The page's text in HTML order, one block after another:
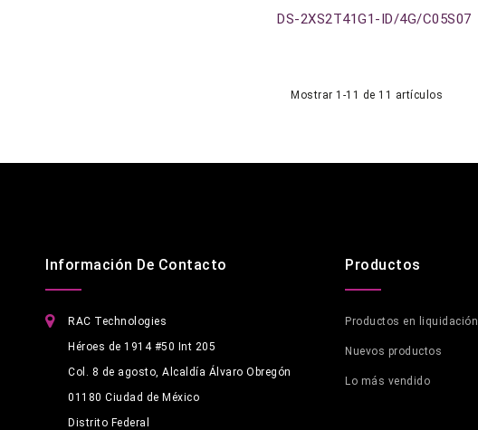
DS-2XS2T41G1-ID/4G/C05S07
Mostrar 1-11 de 11 artículos
Información De Contacto
RAC Technologies
Héroes de 1914 #50 Int 205
Col. 8 de agosto, Alcaldía Álvaro Obregón
01180 Ciudad de México
Distrito Federal
Productos
Productos en liquidación
Nuevos productos
Lo más vendido